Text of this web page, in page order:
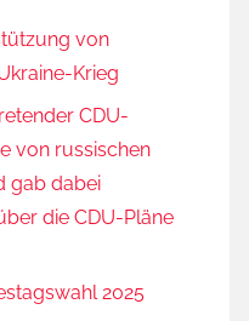
von
Krieg
CDU-
von russischen
gab dabei
die CDU-Pläne
2025